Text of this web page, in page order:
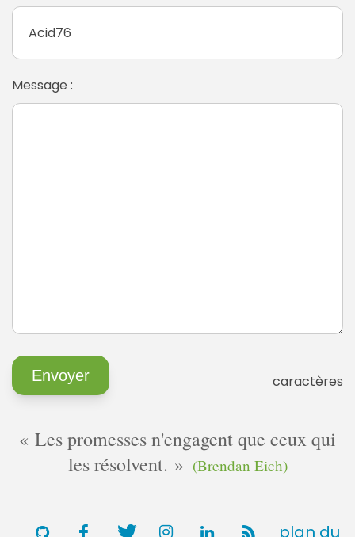
Message :
caractères
Les promesses n'engagent que ceux qui
les résolvent.
(Brendan Eich)
plan du